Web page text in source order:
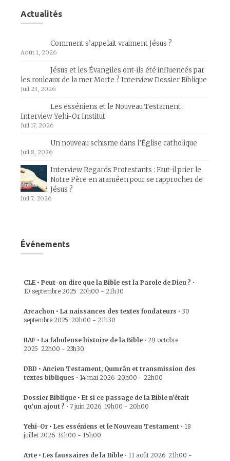
Actualités
Comment s’appelait vraiment Jésus ?
Août 1, 2026
Jésus et les Évangiles ont-ils été influencés par
les rouleaux de la mer Morte ? Interview Dossier Biblique
Juil 23, 2026
Les esséniens et le Nouveau Testament :
Interview Yehi-Or Institut
Juil 17, 2026
Un nouveau schisme dans l’Église catholique
Juil 8, 2026
Interview Regards Protestants : Faut-il prier le
Notre Père en araméen pour se rapprocher de
Jésus ?
Juil 7, 2026
Événements
CLE • Peut-on dire que la Bible est la Parole de Dieu ? •
10 septembre 2025 20h00 - 21h30
Arcachon • La naissances des textes fondateurs • 30
septembre 2025 20h00 - 21h30
RAF • La fabuleuse histoire de la Bible • 29 octobre
2025 22h00 - 23h30
DBD • Ancien Testament, Qumrân et transmission des
textes bibliques • 14 mai 2026 20h00 - 22h00
Dossier Biblique • Et si ce passage de la Bible n’était
qu’un ajout ? • 7 juin 2026 19h00 - 20h00
Yehi-Or • Les esséniens et le Nouveau Testament • 18
juillet 2026 14h00 - 15h00
Arte • Les faussaires de la Bible • 11 août 2026 21h00 -